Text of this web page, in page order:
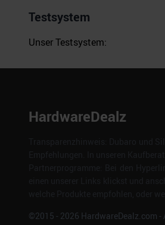
Testsystem
Unser Testsystem:
HardwareDealz
©2015 - 2026 HardwareDealz.com -